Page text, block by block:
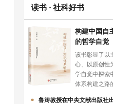
读书 · 社科好书
构建中国自
的哲学自觉
该书彰显了以
心、以原创性
学自觉中探索
体系构建之路
鲁涛教授在中央文献出版社